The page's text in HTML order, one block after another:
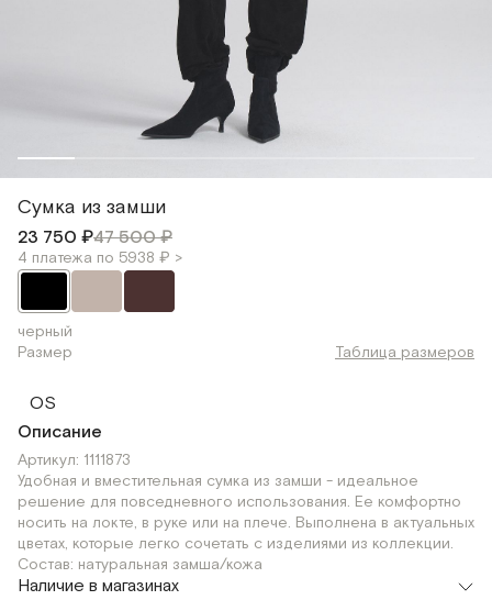
Сумка из замши
23 750 ₽47 500 ₽
4 платежа по 5938 ₽ >
черный
Размер
Таблица размеров
OS
Описание
Артикул: 1111873
Удобная и вместительная сумка из замши - идеальное
решение для повседневного использования. Ее комфортно
носить на локте, в руке или на плече. Выполнена в актуальных
цветах, которые легко сочетать с изделиями из коллекции.
Состав: натуральная замша/кожа
Наличие в магазинах